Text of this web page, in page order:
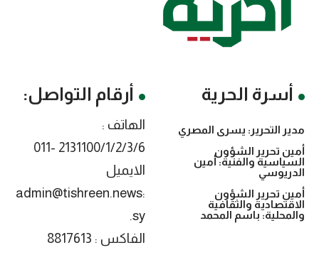
أسرة الحرية
مدير التحرير: يسرى المصري
أمين تحرير الشؤون
السياسية والفنية: أمين
الدريوسي
أمين تحرير الشؤون
الاقتصادية والثقافية
والمحلية: باسم المحمد
أرقام التواصل:
الهاتف :
2131100/1/2/3/6 -011
الايميل
:admin@tishreen.news
.sy
الفاكس : 8817613